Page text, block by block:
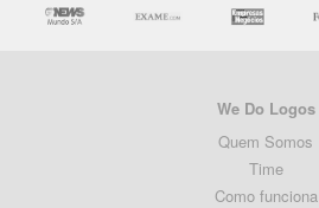
We Do Logos
Quem Somos
Time
Como funciona